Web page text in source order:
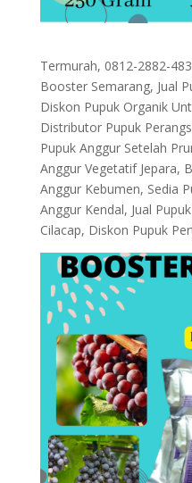
Termurah, 0812-2882-
Booster Semarang, Jual
Diskon Pupuk Organik
Distributor Pupuk
Pupuk Anggur Setelah
Anggur Vegetatif Jepara,
Anggur Kebumen, Sedia
Anggur Kendal, Jual
Cilacap, Diskon Pupuk